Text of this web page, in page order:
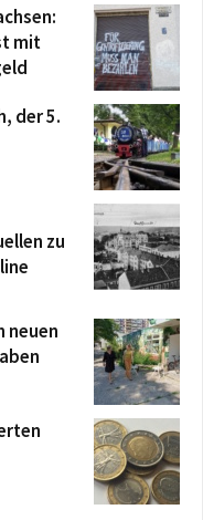
mit
der 5.
zu
neuen